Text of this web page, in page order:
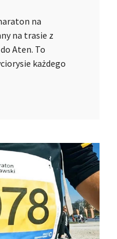
na
na trasie z
Aten. To
każdego